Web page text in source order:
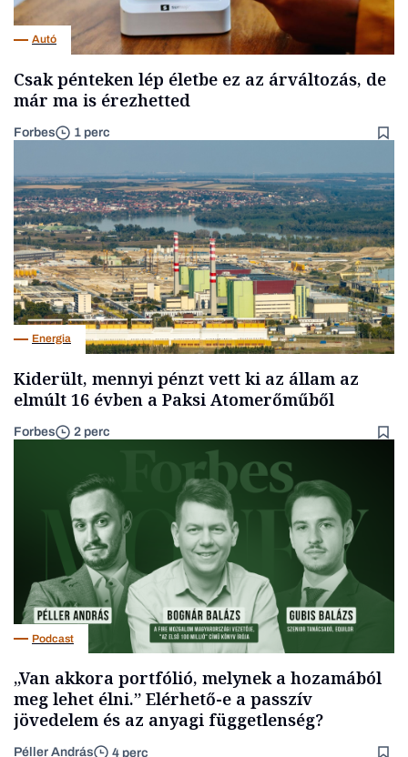
Autó
Csak pénteken lép életbe ez az árváltozás, de
már ma is érezhetted
Forbes 1 perc
Energia
Kiderült, mennyi pénzt vett ki az állam az
elmúlt 16 évben a Paksi Atomerőműből
Forbes 2 perc
Podcast
„Van akkora portfólió, melynek a hozamából
meg lehet élni.” Elérhető-e a passzív
jövedelem és az anyagi függetlenség?
Péller András 4 perc